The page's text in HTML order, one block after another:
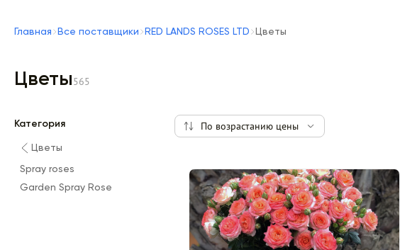
Главная Все поставщики RED LANDS ROSES LTD Цветы
Цветы565
Категория
Цветы
Spray roses
Garden Spray Rose
По возрастанию цены